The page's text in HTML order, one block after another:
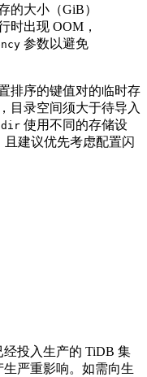
的大小（GiB）
时出现 OOM，
参数以避免
排序的键值对的临时存
目录空间须大于待导入
dir 使用不同的存储设
建议优先考虑配置闪
投入生产的 TiDB 集
严重影响。如需向生